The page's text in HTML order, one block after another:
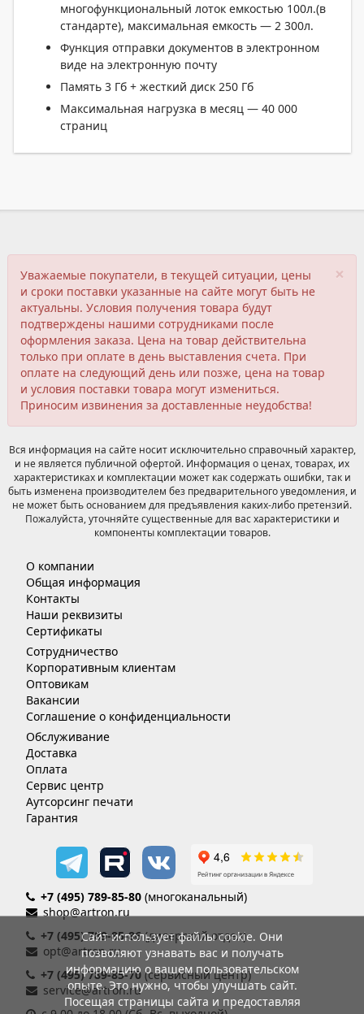
многофункциональный лоток емкостью 100л.(в
стандарте), максимальная емкость — 2 300л.
Функция отправки документов в электронном
виде на электронную почту
Память 3 Гб + жесткий диск 250 Гб
Максимальная нагрузка в месяц — 40 000
страниц
×
Уважаемые покупатели, в текущей ситуации, цены
и сроки поставки указанные на сайте могут быть не
актуальны. Условия получения товара будут
подтверждены нашими сотрудниками после
оформления заказа. Цена на товар действительна
только при оплате в день выставления счета. При
оплате на следующий день или позже, цена на товар
и условия поставки товара могут измениться.
Приносим извинения за доставленные неудобства!
Вся информация на сайте носит исключительно справочный характер,
и не является публичной офертой. Информация о ценах, товарах, их
характеристиках и комплектации может как содержать ошибки, так и
быть изменена производителем без предварительного уведомления, и
не может быть основанием для предъявления каких-либо претензий.
Пожалуйста, уточняйте существенные для вас характеристики и
компоненты комплектации товаров.
О компании
Общая информация
Контакты
Наши реквизиты
Сертификаты
Сотрудничество
Корпоративным клиентам
Оптовикам
Вакансии
Соглашение о конфиденциальности
Обслуживание
Доставка
Оплата
Сервис центр
Аутсорсинг печати
Гарантия
+7 (495) 789-85-80 (многоканальный)
shop@artron.ru
+7 (495) 789-85-86(дилерский отдел)
opt@artron.ru
+7 (495) 789-85-70 (сервисный центр)
service@artron.ru
Сайт использует файлы cookie. Они
позволяют узнавать вас и получать
информацию о вашем пользовательском
опыте. Это нужно, чтобы улучшать сайт.
Посещая страницы сайта и предоставляя